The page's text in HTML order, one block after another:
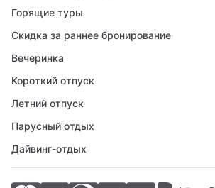
Горящие туры
Скидка за раннее бронирование
Вечеринка
Короткий отпуск
Летний отпуск
Парусный отдых
Дайвинг-отдых